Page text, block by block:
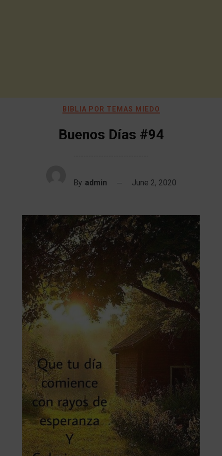
BIBLIA POR TEMAS MIEDO
Buenos Días #94
By admin June 2, 2020